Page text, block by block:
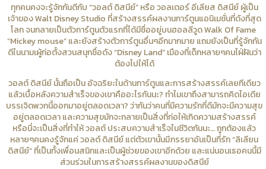
ทุกคนคงจะรู้จักกันดีกับ “วอลต์ ดิสนีย์” หรือ วอลเตอร์ อีเลียส ดิสนีย์ ผู้เป็น
เจ้าของ Walt Disney Studio ที่สร้างสรรค์ผลงานการ์ตูนแอนิเมชั่นที่ดังที่สุด
โลก จนกลายเป็นตัวการ์ตูนตัวแรกที่ได้มีชื่ออยู่บนฮอลลีวูด Walk Of Fame
“Mickey mouse” และยังสร้างตัวการ์ตูนอื่นๆอีกมากมาย แถมยังเป็นที่รู้จักกัน
ดีในนามเผู้ก่อตั้งสวนสนุกชื่อดัง “Disney Land” เมืองที่เด็กหลายๆคนไฝ่ฝันว่า
ต้องไปให้ได้
วอลต์ ดิสนีย์ นั้นถือเป็น อัจฉริยะในด้านการ์ตูนและการสร้างสรรค์เลยทีเดียว
แล้วเบื้อหลังความสำเร็จของเขาคืออะไรกันนะ? ทำไมเขาถึงสามารถคิดไอเดีย
บรรเจิดพวกนี้ออกมาอยู่ตลอดเวลา? ว่ากันว่าคนที่มีความรักที่ดีมักจะมีความสุข
อยู่ตลอดเวลา และความสุขมักจะกลายเป็นสิ่งที่ก่อให้เกิดความสร้างสรรค์
หรือนี่จะเป็นสิ่งที่ทำให้ วอลต์ ประสบความสำเร็จในชีวิตกันนะ… ถูกต้องแล้ว
หลายๆคนคงรู้จักแค่ วอลต์ ดิสนีย์ แต่ตัวเขานั้นมีภรรยาอันเป็นที่รัก “ลิเลียน
ดิสนีย์” ที่เป็นทั้งเพื่อนสนิทและเป็นผู้ช่วยของเขาอีกด้วย และแน่นอนเธอคนนี้มี
ส่วนร่วมในการสร้างสรรค์ผลงานของดิสนีย์